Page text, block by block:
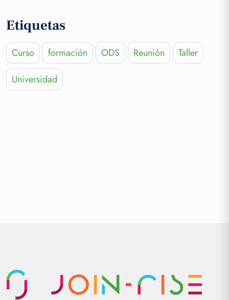
Etiquetas
Curso formación ODS Reunión
Taller
Universidad